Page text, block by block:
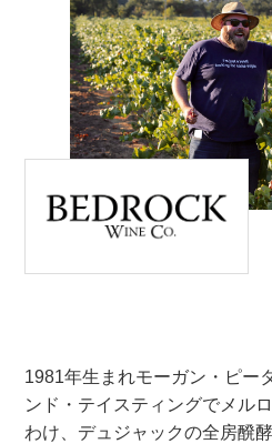
1981年生まれモーガン・ピー
ンド・テイスティングでメル
わけ、デュジャックの全房醗